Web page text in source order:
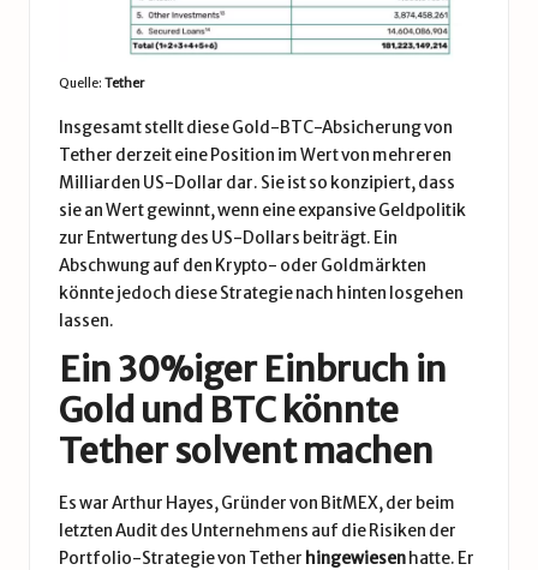
Quelle: Tether
Insgesamt stellt diese Gold-BTC-Absicherung von
Tether derzeit eine Position im Wert von mehreren
Milliarden US-Dollar dar. Sie ist so konzipiert, dass
sie an Wert gewinnt, wenn eine expansive Geldpolitik
zur Entwertung des US-Dollars beiträgt. Ein
Abschwung auf den Krypto- oder Goldmärkten
könnte jedoch diese Strategie nach hinten losgehen
lassen.
Ein 30%iger Einbruch in
Gold und BTC könnte
Tether solvent machen
Es war Arthur Hayes, Gründer von BitMEX, der beim
letzten Audit des Unternehmens auf die Risiken der
Portfolio-Strategie von Tether hingewiesen hatte. Er